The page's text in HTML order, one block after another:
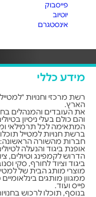
פייסבוק
יוטיוב
אינסטגרם
מידע כללי
הארץ.
את העובדים והמנהלים
והם כולם בעלי ניסיון
המתאימה לכל תרמילאי
ברשת חנויות למטייל
חברות מהשורה הראשונה:
אופנת ביגוד והנעלה
הדרוש לקמפינג וטיולים,
ביגוד וציוד לחורף, סקי
מוצרי מותג הבית של
ממגוון מותגים
פייס ועוד.
בנוסף, תוכלו לרכוש